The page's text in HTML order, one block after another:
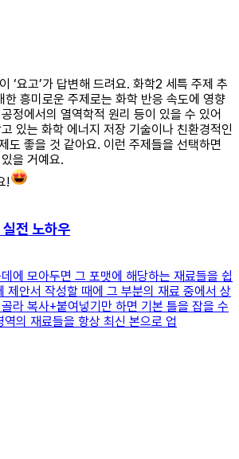
‘요고’가 답변해 드려요. 화학2 세특 주제 추
흥미로운 주제로는 화학 반응 속도에 영향
정에서의 열역학적 원리 등이 있을 수 있어
있는 화학 에너지 저장 기술이나 친환경적인
도 좋을 것 같아요. 이런 주제들을 선택하면
을 거예요.
!
전 노하우
에 모아두면 그 포맷에 해당하는 재료들을 쉽
제안서 작성할 때에 그 부분의 재료 중에서 상
라 복사+붙여넣기만 하면 기본 틀을 잡을 수
의 재료들을 항상 최신 본으로 업